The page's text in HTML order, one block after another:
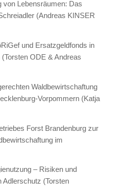
von Lebensräumen: Das
(Andreas KINSER
und Ersatzgeldfonds in
ODE & Andreas
Waldbewirtschaftung
Vorpommern (Katja
Forst Brandenburg zur
im
– Risiken und
Adlerschutz (Torsten